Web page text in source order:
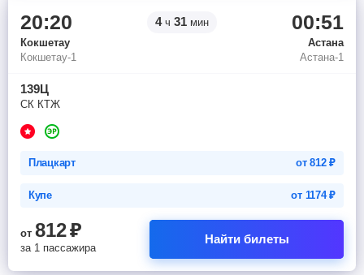
20:20 4ч 31 мин 00:51
Кокшетау
Астана
Кокшетау-1
Астана-1
139Ц
СК КТЖ
Плацкарт от812₽
Купе от 1174₽
от 812₽
за 1 пассажира
Найти билеты